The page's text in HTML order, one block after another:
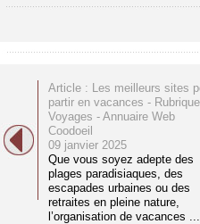
Article : Les meilleurs sites
partir en vacances - Rubrique
Voyages - Annuaire Web
Coodoeil
09 janvier 2025
Que vous soyez adepte des
plages paradisiaques, des
escapades urbaines ou des
retraites en pleine nature,
l’organisation de vacances ...